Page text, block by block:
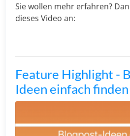
Sie wollen mehr erfahren?
dieses Video an:
Feature Highlight -
Ideen einfach